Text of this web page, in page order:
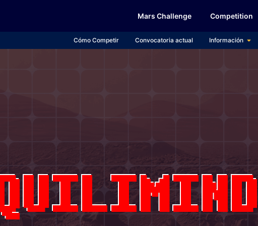
Mars Challenge Competition
Cómo Competir Convocatoria actual Información